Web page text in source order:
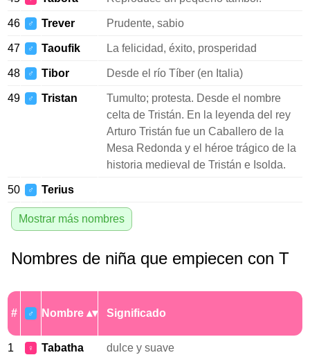
46 ♂ Trever Prudente, sabio
47 ♂ Taoufik La felicidad, éxito, prosperidad
48 ♂ Tibor Desde el río Tíber (en Italia)
49 ♂ Tristan
Tumulto; protesta. Desde el nombre
celta de Tristán. En la leyenda del rey
Arturo Tristán fue un Caballero de la
Mesa Redonda y el héroe trágico de la
historia medieval de Tristán e Isolda.
50 ♂ Terius
Mostrar más nombres
Nombres de niña que empiecen con T
# ♂ Nombre Significado
1 ♀ Tabatha dulce y suave